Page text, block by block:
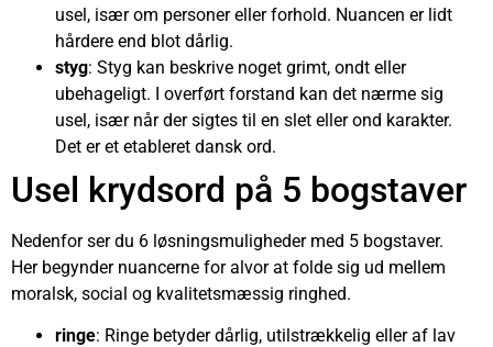
usel, især om personer eller forhold. Nuancen er lidt
hårdere end blot dårlig.
styg: Styg kan beskrive noget grimt, ondt eller
ubehageligt. I overført forstand kan det nærme sig
usel, især når der sigtes til en slet eller ond karakter.
Det er et etableret dansk ord.
Usel krydsord på 5 bogstaver
Nedenfor ser du 6 løsningsmuligheder med 5 bogstaver.
Her begynder nuancerne for alvor at folde sig ud mellem
moralsk, social og kvalitetsmæssig ringhed.
ringe: Ringe betyder dårlig, utilstrækkelig eller af lav